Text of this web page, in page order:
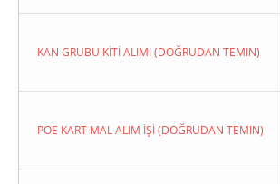
KAN GRUBU KİTİ ALIMI (DOĞRUDAN TEMIN)
POE KART MAL ALIM İŞİ (DOĞRUDAN TEMIN)